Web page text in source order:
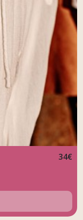
34€